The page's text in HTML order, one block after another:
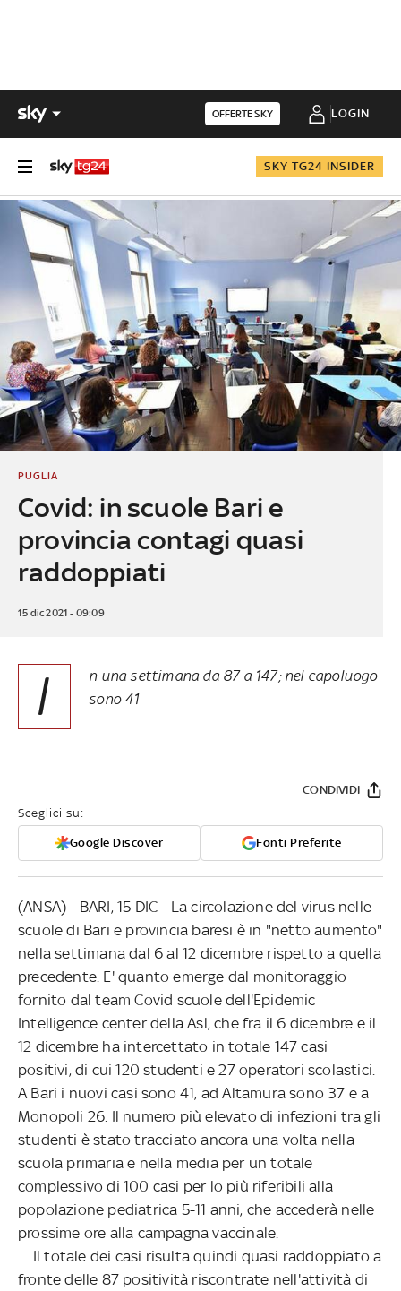
OFFERTE SKY LOGIN
SKY TG24 INSIDER
Covid: in scuole Bari e
provincia contagi quasi
raddoppiati
PUGLIA
15 dic 2021 - 09:09
I
n una settimana da 87 a 147; nel capoluogo
sono 41
Sceglici su:
Google Discover Fonti Preferite
CONDIVIDI
(ANSA) - BARI, 15 DIC - La circolazione del virus nelle
scuole di Bari e provincia baresi è in "netto aumento"
nella settimana dal 6 al 12 dicembre rispetto a quella
precedente. E' quanto emerge dal monitoraggio
fornito dal team Covid scuole dell'Epidemic
Intelligence center della Asl, che fra il 6 dicembre e il
12 dicembre ha intercettato in totale 147 casi
positivi, di cui 120 studenti e 27 operatori scolastici.
A Bari i nuovi casi sono 41, ad Altamura sono 37 e a
Monopoli 26. Il numero più elevato di infezioni tra gli
studenti è stato tracciato ancora una volta nella
scuola primaria e nella media per un totale
complessivo di 100 casi per lo più riferibili alla
popolazione pediatrica 5-11 anni, che accederà nelle
prossime ore alla campagna vaccinale.
Il totale dei casi risulta quindi quasi raddoppiato a
fronte delle 87 positività riscontrate nell'attività di